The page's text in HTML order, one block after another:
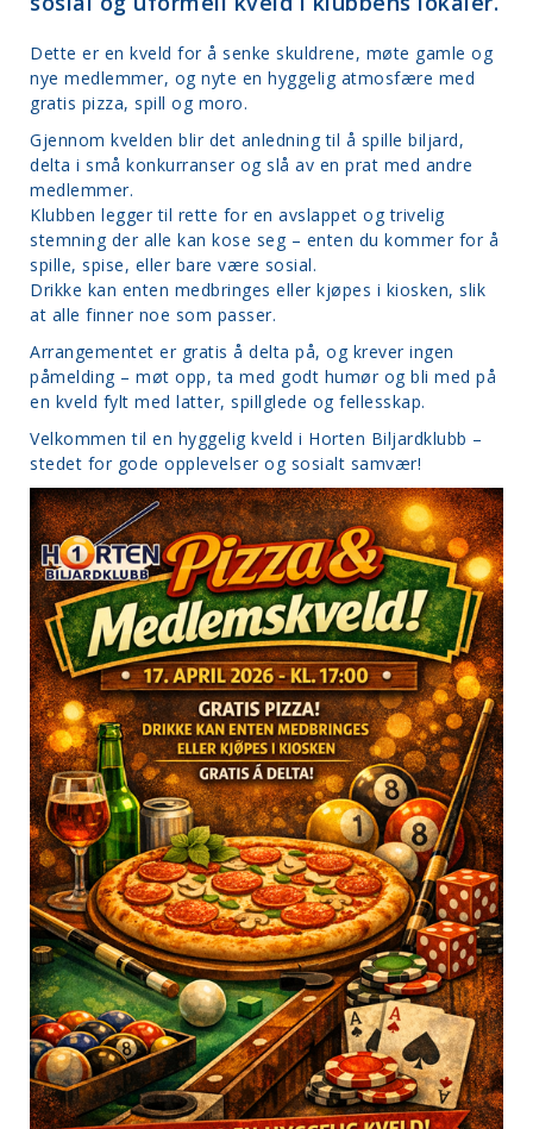
Dette er en kveld for å senke skuldrene, møte gamle og
nye medlemmer, og nyte en hyggelig atmosfære med
gratis pizza, spill og moro.
Gjennom kvelden blir det anledning til å spille biljard,
delta i små konkurranser og slå av en prat med andre
medlemmer.
Klubben legger til rette for en avslappet og trivelig
stemning der alle kan kose seg – enten du kommer for å
spille, spise, eller bare være sosial.
Drikke kan enten medbringes eller kjøpes i kiosken, slik
at alle finner noe som passer.
Arrangementet er gratis å delta på, og krever ingen
påmelding – møt opp, ta med godt humør og bli med på
en kveld fylt med latter, spillglede og fellesskap.
Velkommen til en hyggelig kveld i Horten Biljardklubb –
stedet for gode opplevelser og sosialt samvær!